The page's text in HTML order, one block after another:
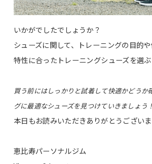
いかがでしたでしょうか？
シューズに関して、トレーニングの目的
特性に合ったトレーニングシューズを選ぶ
買う前にはしっかりと試着して快適かどうか
グに最適なシューズを見つけていきましょう！
本日もお読みいただきありがとうございま
恵比寿パーソナルジム